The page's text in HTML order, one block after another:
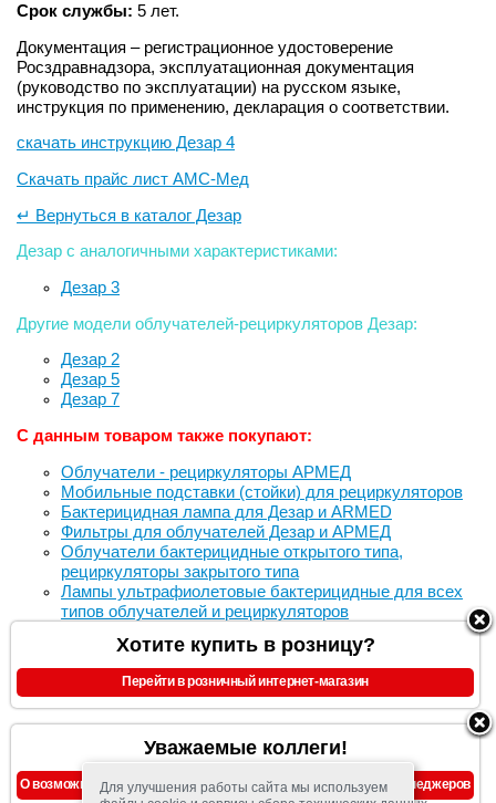
Срок службы: 5 лет.
Документация – регистрационное удостоверение
Росздравнадзора, эксплуатационная документация
(руководство по эксплуатации) на русском языке,
инструкция по применению, декларация о соответствии.
скачать инструкцию Дезар 4
Скачать прайс лист АМС-Мед
↵ Вернуться в каталог Дезар
Дезар с аналогичными характеристиками:
Дезар 3
Другие модели облучателей-рециркуляторов Дезар:
Дезар 2
Дезар 5
Дезар 7
С данным товаром также покупают:
Облучатели - рециркуляторы АРМЕД
Мобильные подставки (стойки) для рециркуляторов
Бактерицидная лампа для Дезар и ARMED
Фильтры для облучателей Дезар и АРМЕД
Облучатели бактерицидные открытого типа,
рециркуляторы закрытого типа
Лампы ультрафиолетовые бактерицидные для всех
типов облучателей и рециркуляторов
Хотите купить в розницу?
Перейти в розничный интернет-магазин
Уважаемые коллеги!
О возможности предоставления скидок, уточняйте у наших менеджеров
Для улучшения работы сайта мы используем